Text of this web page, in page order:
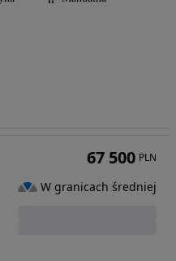
67 500 PLN
W granicach średniej